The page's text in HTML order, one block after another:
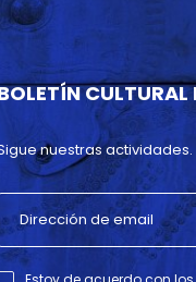
CULTURAL
nuestras actividades.